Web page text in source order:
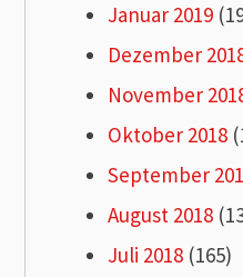
Januar 2019
Dezember
November
Oktober 2018
September
August 2018
Juli 2018 (165)